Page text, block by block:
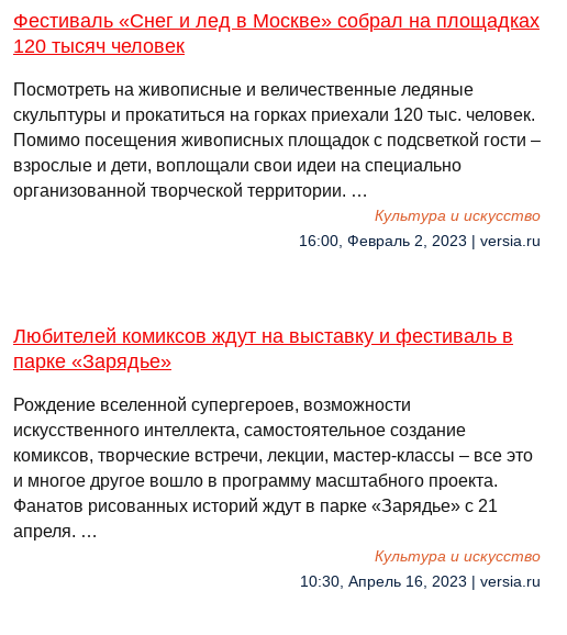
Фестиваль «Снег и лед в Москве» собрал на площадках
120 тысяч человек
Посмотреть на живописные и величественные ледяные
скульптуры и прокатиться на горках приехали 120 тыс. человек.
Помимо посещения живописных площадок с подсветкой гости –
взрослые и дети, воплощали свои идеи на специально
организованной творческой территории. …
Культура и искусство
16:00, Февраль 2, 2023 | versia.ru
Любителей комиксов ждут на выставку и фестиваль в
парке «Зарядье»
Рождение вселенной супергероев, возможности
искусственного интеллекта, самостоятельное создание
комиксов, творческие встречи, лекции, мастер-классы – все это
и многое другое вошло в программу масштабного проекта.
Фанатов рисованных историй ждут в парке «Зарядье» с 21
апреля. …
Культура и искусство
10:30, Апрель 16, 2023 | versia.ru